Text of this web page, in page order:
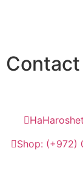
Contact
Shop: